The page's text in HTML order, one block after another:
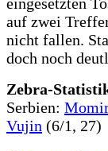
auf zwei
nicht fallen.
doch noch
Zebra-
Serbien:
Vujin (6/1, 27)